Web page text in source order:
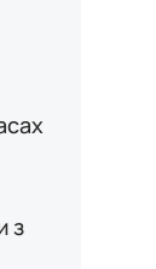
з